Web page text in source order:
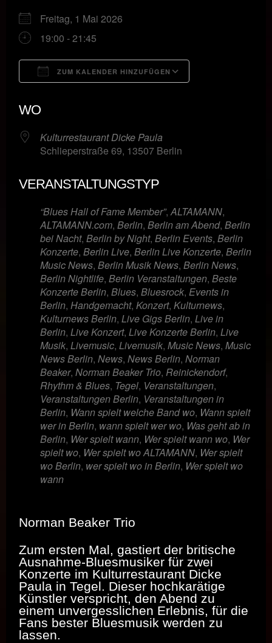
Freitag, 1 Mai 2026
19:00 - 21:45
ZUM KALENDER HINZUFÜGEN
WO
Kulturrestaurant Dicke Paula
Schlieperstraße 69, 13507 Berlin
VERANSTALTUNGSTYP
“Blues Hall of Fame Member”,ALTAMANN,
ALTAMANN.com, Berlin, Berlin am Abend, Berlin
bei Nacht, Berlin by Night, Berlin Events, Berlin
Konzerte, Berlin Live, Berlin Live Konzerte, Berlin
Music News, Berlin Musik News, Berlin News,
Berlin Nightlife, Berlin Veranstaltungen, Beste
Konzerte Berlin, Blues, Bluesrock, Events in
Berlin, Handgemacht, Konzert, Kulturnews,
Kulturnews Berlin, Live Gigs Berlin, Live in
Berlin, Live Konzert, Live Konzerte Berlin, Live
Musik, Livemusic, Livemusik, Music News, Music
News Berlin, News, News Berlin, Norman
Beaker, Norman Beaker Trio, Reinickendorf,
Rhythm & Blues, Tegel, Veranstaltungen,
Veranstaltungen Berlin, Veranstaltungen in
Berlin, Wann spielt welche Band wo, Wann spielt
wer in Berlin, wann spielt wer wo, Was geht ab in
Berlin, Wer spielt wann, Wer spielt wann wo, Wer
spielt wo, Wer spielt wo ALTAMANN, Wer spielt
wo Berlin, wer spielt wo in Berlin, Wer spielt wo
wann
Norman Beaker Trio
Zum ersten Mal, gastiert der britische
Ausnahme-Bluesmusiker für zwei
Konzerte im Kulturrestaurant Dicke
Paula in Tegel. Dieser hochkarätige
Künstler verspricht, den Abend zu
einem unvergesslichen Erlebnis, für die
Fans bester Bluesmusik werden zu
lassen.